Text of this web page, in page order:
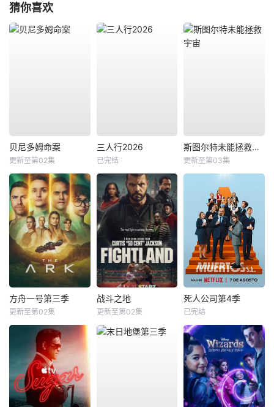
猜你喜欢
贝尼多姆命案
更新至第02集
三人行2026
已完结
斯图尔特未能拯救宇宙
更新至第03集
方舟一号第三季
更新至第02集
战斗之地
更新至第02集
死人公司第4季
已完结